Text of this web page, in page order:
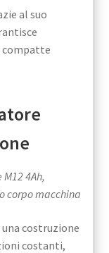
al suo
compatte
4Ah,
corpo macchina
costruzione
costanti,